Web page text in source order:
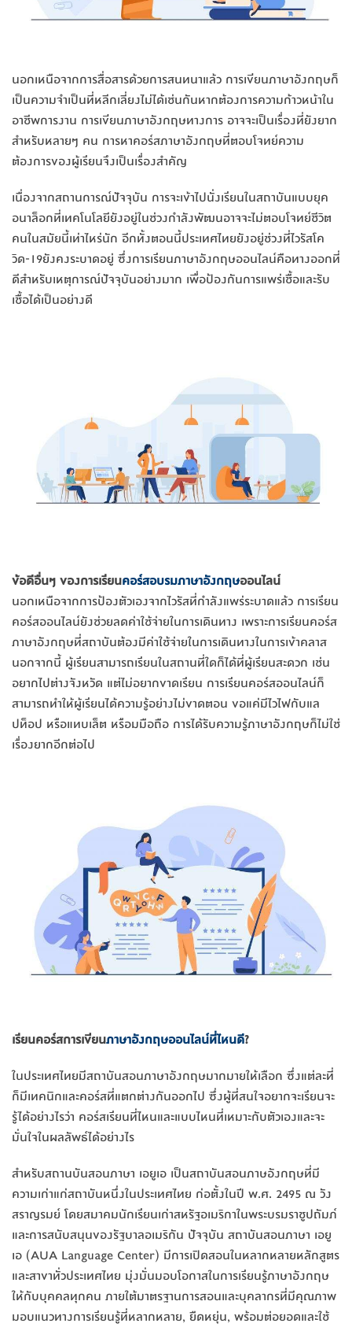
นอกเหนือจากการสื่อสารด้วยการสนทนาแล้ว การเขียนภาษาอังกฤษก็
เป็นความจำเป็นที่หลีกเลี่ยงไม่ได้เช่นกันหากต้องการความก้าวหน้าใน
อาชีพการงาน การเขียนภาษาอังกฤษทางการ อาจจะเป็นเรื่องที่ยังยาก
สำหรับหลายๆ คน การหาคอร์สภาษาอังกฤษที่ตอบโจทย์ความ
ต้องการของผู้เรียนจึงเป็นเรื่องสำคัญ
เนื่องจากสถานการณ์ปัจจุบัน การจะเข้าไปนั่งเรียนในสถาบันแบบยุค
อนาล็อกที่เทคโนโลยียังอยู่ในช่วงกำลังพัฒนอาจจะไม่ตอบโจทย์ชีวิต
คนในสมัยนี้เท่าไหร่นัก อีกทั้งตอนนี้ประเทศไทยยังอยู่ช่วงที่ไวรัสโค
วิด-19ยังคงระบาดอยู่ ซึ่งการเรียนภาษาอังกฤษออนไลน์คือทางออกที่
ดีสำหรับเหตุการณ์ปัจจุบันอย่างมาก เพื่อป้องกันการแพร่เชื้อและรับ
เชื้อได้เป็นอย่างดี
ข้อดีอื่นๆ ของการเรียนคอร์สอบรมภาษาอังกฤษออนไลน์
นอกเหนือจากการป้องตัวเองจากไวรัสที่กำลังแพร่ระบาดแล้ว การเรียน
คอร์สออนไลน์ยังช่วยลดค่าใช้จ่ายในการเดินทาง เพราะการเรียนคอร์ส
ภาษาอังกฤษที่สถาบันต้องมีค่าใช้จ่ายในการเดินทางในการเข้าคลาส
นอกจากนี้ ผู้เรียนสามารถเรียนในสถานที่ใดก็ได้ที่ผู้เรียนสะดวก เช่น
อยากไปต่างจังหวัด แต่ไม่อยากขาดเรียน การเรียนคอร์สออนไลน์ก็
สามารถทำให้ผู้เรียนได้ความรู้อย่างไม่ขาดตอน ขอแค่มีไวไฟกับแล
ปท็อป หรือแทบเล็ต หรือมมือถือ การได้รับความรู้ภาษาอังกฤษก็ไม่ใช่
เรื่องยากอีกต่อไป
เรียนคอร์สการเขียนภาษาอังกฤษออนไลน์ที่ไหนดี?
ในประเทศไทยมีสถาบันสอนภาษาอังกฤษมากมายให้เลือก ซึ่งแต่ละที่
ก็มีเทคนิกและคอร์สที่แตกต่างกันออกไป ซึ่งผู้ที่สนใจอยากจะเรียนจะ
รู้ได้อย่างไรว่า คอร์สเรียนที่ไหนและแบบไหนที่เหมาะกับตัวเองและจะ
มั่นใจในผลลัพธ์ได้อย่างไร
สำหรับสถานบันสอนภาษา เอยูเอ เป็นสถาบันสอนภาษอังกฤษที่มี
ความเก่าแก่สถาบันหนึ่งในประเทศไทย ก่อตั้งในปี พ.ศ. 2495 ณ วัง
สราญรมย์ โดยสมาคมนักเรียนเก่าสหรัฐอเมริกาในพระบรมราชูปถัมภ์
และการสนับสนุนของรัฐบาลอเมริกัน ปัจจุบัน สถาบันสอนภาษา เอยู
เอ (AUA Language Center) มีการเปิดสอนในหลากหลายหลักสูตร
และสาขาทั่วประเทศไทย มุ่งมั่นมอบโอกาสในการเรียนรู้ภาษาอังกฤษ
ให้กับบุคคลทุกคน ภายใต้มาตรฐานการสอนและบุคลากรที่มีคุณภาพ
มอบแนวทางการเรียนรู้ที่หลากหลาย, ยืดหยุ่น, พร้อมต่อยอดและใช้